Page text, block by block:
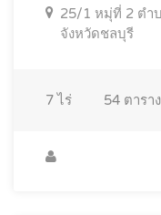
25/1 หมุ่ที่ 2 ตำบ
จังหวัดชลบุรี
7ไร่ 54 ตารา